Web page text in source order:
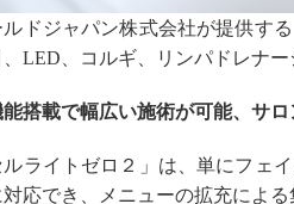
ルドジャパン株式会社が提供す
、LED、コルギ、リンパドレナ
能搭載で幅広い施術が可能、サ
ルライトゼロ２」は、単にフェ
応でき、メニューの拡充による